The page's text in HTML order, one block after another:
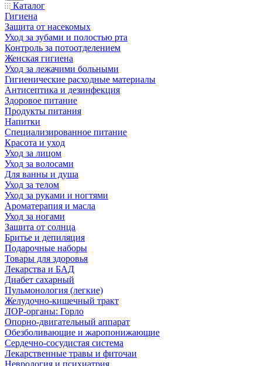
Каталог
Гигиена
Защита от насекомых
Уход за зубами и полостью рта
Контроль за потоотделением
Женская гигиена
Уход за лежачими больными
Гигиенические расходные материалы
Антисептика и дезинфекция
Здоровое питание
Продукты питания
Напитки
Специализированное питание
Красота и уход
Уход за лицом
Уход за волосами
Для ванны и душа
Уход за телом
Уход за руками и ногтями
Ароматерапия и масла
Уход за ногами
Защита от солнца
Бритье и депиляция
Подарочные наборы
Товары для здоровья
Лекарства и БАД
Диабет сахарный
Пульмонология (легкие)
Желудочно-кишечный тракт
ЛОР-органы: Горло
Опорно-двигательный аппарат
Обезболивающие и жаропонижающие
Сердечно-сосудистая система
Лекарственные травы и фиточаи
Неврология и психиатрия